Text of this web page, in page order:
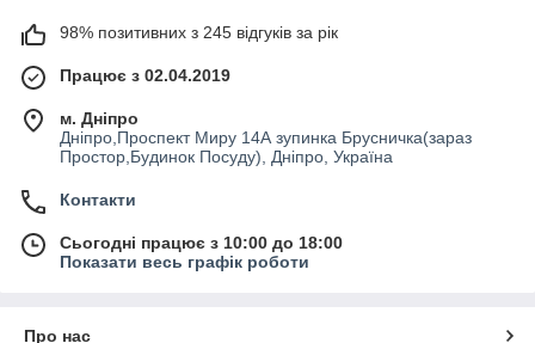
98% позитивних з 245 відгуків за рік
Працює з 02.04.2019
м. Дніпро
Дніпро,Проспект Миру 14А зупинка Брусничка(зараз
Простор,Будинок Посуду), Дніпро, Україна
Контакти
Сьогодні працює з 10:00 до 18:00
Показати весь графік роботи
Про нас